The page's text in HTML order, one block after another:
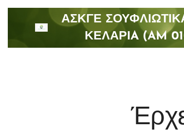
ΑΣΚΓΕ
ΚΕΛΑΡΙA (AM